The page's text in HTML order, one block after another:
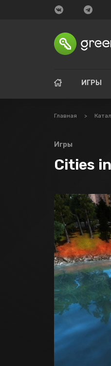
ИГРЫ
Главная >
Игры
Cities